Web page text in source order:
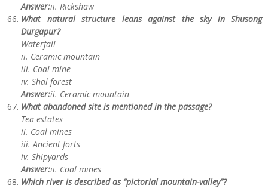
Answer:ii. Rickshaw
What natural structure leans against the sky in Shusong
Durgapur?
Waterfall
ii. Ceramic mountain
iii. Coal mine
iv. Shal forest
Answer:ii. Ceramic mountain
What abandoned site is mentioned in the passage?
Tea estates
ii. Coal mines
iii. Ancient forts
iv. Shipyards
Answer:ii. Coal mines
Which river is described as “pictorial mountain-valley”?